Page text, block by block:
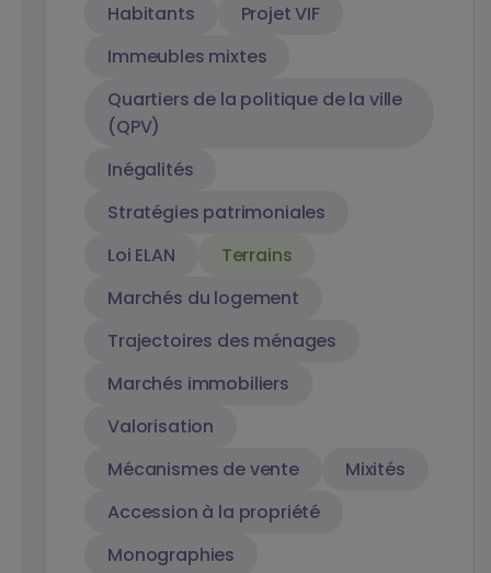
Habitants
Projet VIF
Immeubles mixtes
Quartiers de la politique de la ville
(QPV)
Inégalités
Stratégies patrimoniales
Loi ELAN
Terrains
Marchés du logement
Trajectoires des ménages
Marchés immobiliers
Valorisation
Mécanismes de vente
Mixités
Accession à la propriété
Monographies